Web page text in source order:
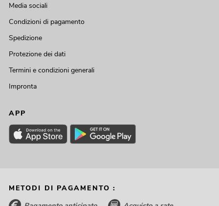
Media sociali
Condizioni di pagamento
Spedizione
Protezione dei dati
Termini e condizioni generali
Impronta
APP
METODI DI PAGAMENTO :